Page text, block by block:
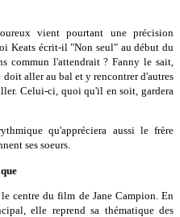
vient pourtant une précision
Keats écrit-il "Non seul" au début du
commun l'attendrait ? Fanny le sait,
aller au bal et y rencontrer d'autres
Celui-ci, quoi qu'il en soit, gardera
qu'appréciera aussi le frère
ses soeurs.
centre du film de Jane Campion. En
elle reprend sa thématique des